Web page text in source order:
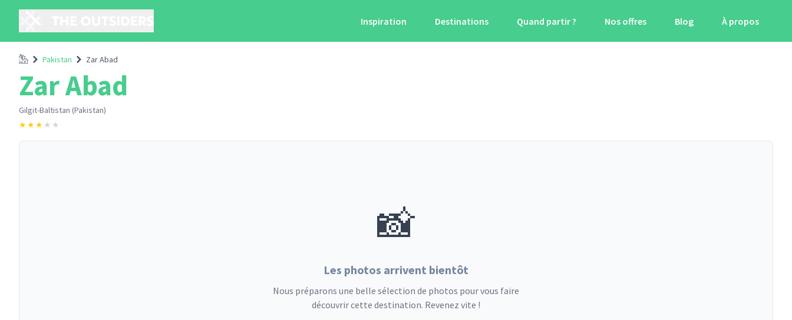
Inspiration Destinations Quand partir ? Nos offres Blog À propos
AccueilPakistan Zar Abad
Zar Abad
Gilgit-Baltistan (Pakistan)
★★★ ★ ★
📸
Les photos arrivent bientôt
Nous préparons une belle sélection de photos pour vous faire
découvrir cette destination. Revenez vite !